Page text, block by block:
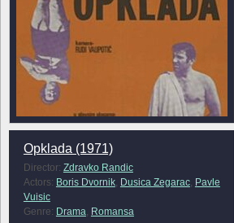
Opklada (1971)
Director: Zdravko Randic
Actors: Boris Dvornik, Dusica Zegarac, Pavle
Vuisic
Genre: Drama Romansa